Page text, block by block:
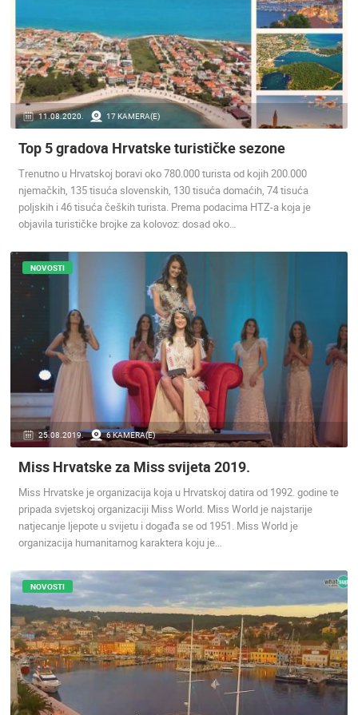
DOGAĐANJA I ZANIMLJIVOSTI
ZNAMENITOSTI SVJETSKA BAŠTINA SPORT
11.08.2020. 17 KAMERA(E)
Top 5 gradova Hrvatske turističke sezone
Trenutno u Hrvatskoj boravi oko 780.000 turista od kojih 200.000
njemačkih, 135 tisuća slovenskih, 130 tisuća domaćih, 74 tisuća
poljskih i 46 tisuća čeških turista. Prema podacima HTZ-a koja je
objavila turističke brojke za kolovoz: dosad oko…
25.08.2019. 6 KAMERA(E)
NOVOSTI
Miss Hrvatske za Miss svijeta 2019.
Miss Hrvatske je organizacija koja u Hrvatskoj datira od 1992. godine te
pripada svjetskoj organizaciji Miss World. Miss World je najstarije
natjecanje ljepote u svijetu i događa se od 1951. Miss World je
organizacija humanitarnog karaktera koju je…
NOVOSTI